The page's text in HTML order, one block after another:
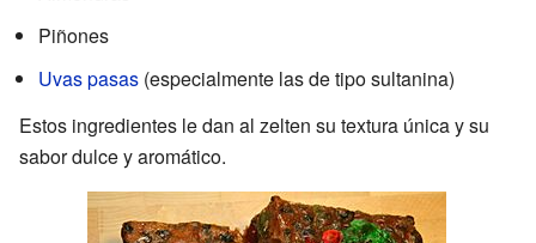
Piñones
Uvas pasas (especialmente las de tipo sultanina)
Estos ingredientes le dan al zelten su textura única y su
sabor dulce y aromático.